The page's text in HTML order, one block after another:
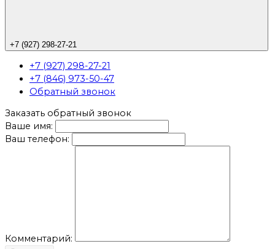
+7 (927) 298-27-21
+7 (927) 298-27-21
+7 (846) 973-50-47
Обратный звонок
Заказать обратный звонок
Ваше имя:
Ваш телефон:
Комментарий: